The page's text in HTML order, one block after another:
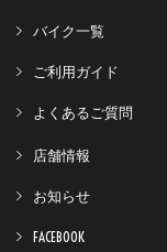
バイク一覧
ご利用ガイド
よくあるご質問
店舗情報
お知らせ
FACEBOOK